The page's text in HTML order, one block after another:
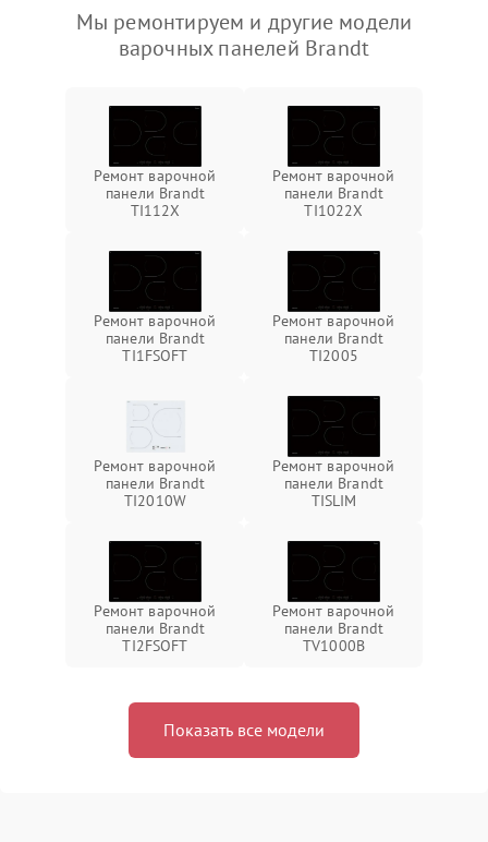
Мы ремонтируем и другие модели
варочных панелей Brandt
Ремонт варочной
панели Brandt
TI112X
Ремонт варочной
панели Brandt
TI1022X
Ремонт варочной
панели Brandt
TI1FSOFT
Ремонт варочной
панели Brandt
TI2005
Ремонт варочной
панели Brandt
TI2010W
Ремонт варочной
панели Brandt
TISLIM
Ремонт варочной
панели Brandt
TI2FSOFT
Ремонт варочной
панели Brandt
TV1000B
Показать все модели